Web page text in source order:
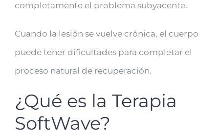
completamente el problema subyacente.
Cuando la lesión se vuelve crónica, el cuerpo
puede tener dificultades para completar el
proceso natural de recuperación.
¿Qué es la Terapia
SoftWave?